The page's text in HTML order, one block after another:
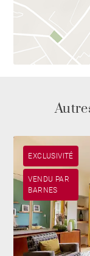
EXCLUSIVITÉ
VENDU PAR
BARNES